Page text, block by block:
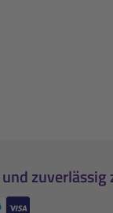
zuverlässig